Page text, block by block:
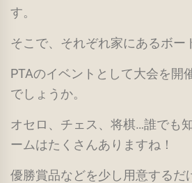
す。
そこで、それぞれ家にあるボー
PTAのイベントとして大会を開
でしょうか。
オセロ、チェス、将棋…誰でも
ームはたくさんありますね！
優勝賞品などを少し用意するだ